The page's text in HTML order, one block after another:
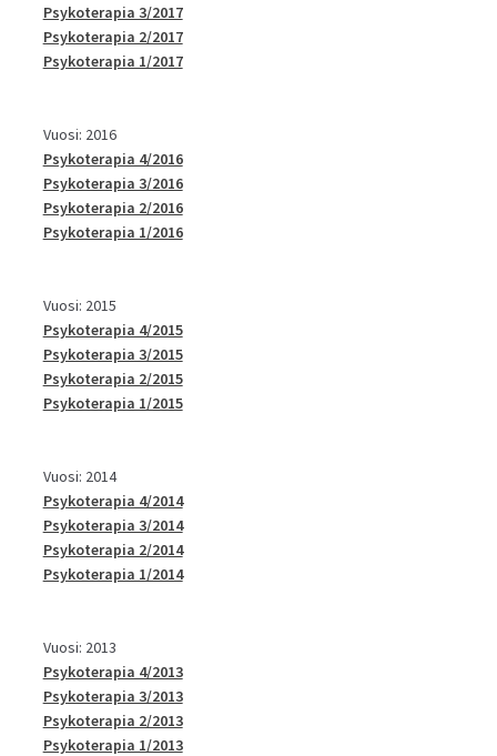
Psykoterapia 3/2017
Psykoterapia 2/2017
Psykoterapia 1/2017
Vuosi: 2016
Psykoterapia 4/2016
Psykoterapia 3/2016
Psykoterapia 2/2016
Psykoterapia 1/2016
Vuosi: 2015
Psykoterapia 4/2015
Psykoterapia 3/2015
Psykoterapia 2/2015
Psykoterapia 1/2015
Vuosi: 2014
Psykoterapia 4/2014
Psykoterapia 3/2014
Psykoterapia 2/2014
Psykoterapia 1/2014
Vuosi: 2013
Psykoterapia 4/2013
Psykoterapia 3/2013
Psykoterapia 2/2013
Psykoterapia 1/2013